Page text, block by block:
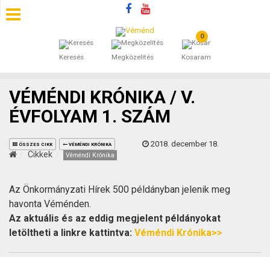
Keresés Megközelítés
0
Kosaram
SZÁLLÁSOK
ÁLTALÁNOS SZERZŐDÉSI FELTÉTELEK
KINCSES BARANYA VÉMÉND
VÉMÉNDI KRÓNIKA / V.
ÉVFOLYAM 1. SZÁM
ÖSSZES CIKK VÉMÉNDI KRÓNIKA 2018. december 18.
Cikkek Véméndi Krónika
Az Önkormányzati Hírek 500 példányban jelenik meg
havonta Véménden.
Az aktuális és az eddig megjelent példányokat
letöltheti a linkre kattintva: Véméndi Krónika>>